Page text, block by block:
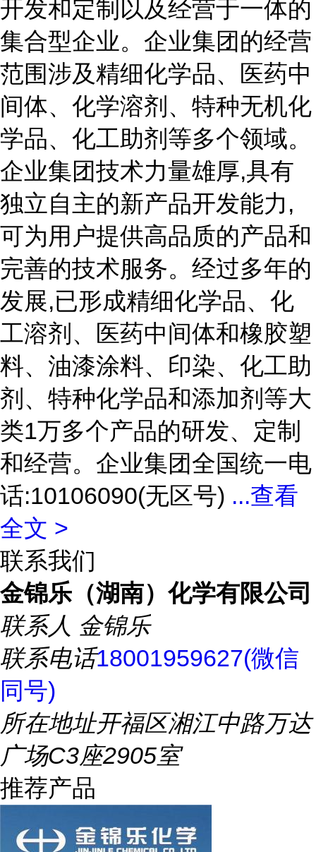
开发和定制以及经营于一体的
集合型企业。企业集团的经营
范围涉及精细化学品、医药中
间体、化学溶剂、特种无机化
学品、化工助剂等多个领域。
企业集团技术力量雄厚,具有
独立自主的新产品开发能力,
可为用户提供高品质的产品和
完善的技术服务。经过多年的
发展,已形成精细化学品、化
工溶剂、医药中间体和橡胶塑
料、油漆涂料、印染、化工助
剂、特种化学品和添加剂等大
类1万多个产品的研发、定制
和经营。企业集团全国统一电
话:10106090(无区号) ...查看
全文 >
联系我们
金锦乐（湖南）化学有限公司
联系人 金锦乐
联系电话18001959627(微信
同号)
所在地址开福区湘江中路万达
广场C3座2905室
推荐产品